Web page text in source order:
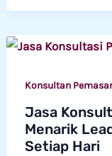
Konsultan
Jasa
Menarik
Setiap Hari